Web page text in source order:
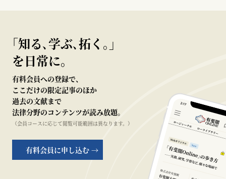
｢知る､学ぶ､拓く｡｣
を日常に。
有料会員への登録で、
ここだけの限定記事のほか
過去の文献まで
法律分野のコンテンツが読み放題。
（会員コースに応じて閲覧可能範囲は異なります。）
有料会員に申し込む →